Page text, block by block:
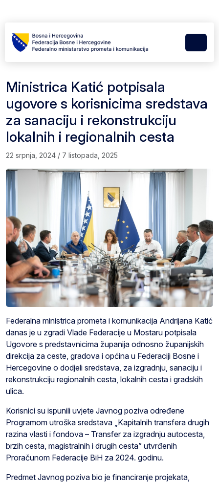
Menu
Ministrica Katić potpisala
ugovore s korisnicima sredstava
za sanaciju i rekonstrukciju
lokalnih i regionalnih cesta
22 srpnja, 2024 / 7 listopada, 2025
Federalna ministrica prometa i komunikacija Andrijana Katić
danas je u zgradi Vlade Federacije u Mostaru potpisala
Ugovore s predstavnicima županija odnosno županijskih
direkcija za ceste, gradova i općina u Federaciji Bosne i
Hercegovine o dodjeli sredstava, za izgradnju, sanaciju i
rekonstrukciju regionalnih cesta, lokalnih cesta i gradskih
ulica.
Korisnici su ispunili uvjete Javnog poziva određene
Programom utroška sredstava „Kapitalnih transfera drugih
razina vlasti i fondova – Transfer za izgradnju autocesta,
brzih cesta, magistralnih i drugih cesta” utvrđenih
Proračunom Federacije BiH za 2024. godinu.
Predmet Javnog poziva bio je financiranje projekata,